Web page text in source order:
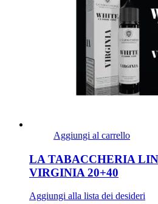
Aggiungi al carrello
LA TABACCHERIA
VIRGINIA 20+40
Aggiungi alla lista dei desideri